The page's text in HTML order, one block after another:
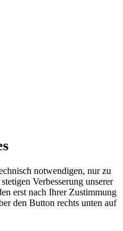
notwendigen, nur zu
Verbesserung unserer
erst nach Ihrer Zustimmung
den Button rechts unten auf